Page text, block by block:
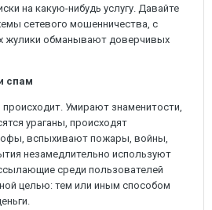
на какую-нибудь услугу. Давайте
сетевого мошенничества, с
жулики обманывают доверчивых
спам
Умирают знаменитости,
ураганы, происходят
вспыхивают пожары, войны,
незамедлительно используют
среди пользователей
целью: тем или иным способом